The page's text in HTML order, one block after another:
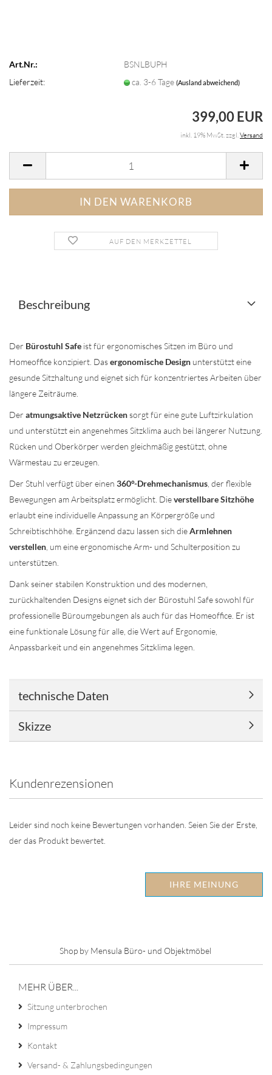
Art.Nr.:
BSNLBUPH
Lieferzeit:
ca. 3-6 Tage(Ausland abweichend)
399,00 EUR
inkl. 19% MwSt. zzgl.Versand
AUF DEN MERKZETTEL
Beschreibung
Der Bürostuhl Safe ist für ergonomisches Sitzen im Büro und
Homeoffice konzipiert. Dasergonomische Design unterstützt eine
gesunde Sitzhaltung und eignet sich für konzentriertes Arbeiten über
längere Zeiträume.
Der atmungsaktive Netzrückensorgt für eine gute Luftzirkulation
und unterstützt ein angenehmes Sitzklima auch bei längerer Nutzung.
Rücken und Oberkörper werden gleichmäßig gestützt, ohne
Wärmestau zu erzeugen.
Der Stuhl verfügt über einen 360°-Drehmechanismus , der flexible
Bewegungen am Arbeitsplatz ermöglicht. Dieverstellbare Sitzhöhe
erlaubt eine individuelle Anpassung an Körpergröße und
Schreibtischhöhe. Ergänzend dazu lassen sich dieArmlehnen
verstellen , um eine ergonomische Arm- und Schulterposition zu
unterstützen.
Dank seiner stabilen Konstruktion und des modernen,
zurückhaltenden Designs eignet sich der Bürostuhl Safe sowohl für
professionelle Büroumgebungen als auch für das Homeoffice. Er ist
eine funktionale Lösung für alle, die Wert auf Ergonomie,
Anpassbarkeit und ein angenehmes Sitzklima legen.
technische Daten
Skizze
Kundenrezensionen
Leider sind noch keine Bewertungen vorhanden. Seien Sie der Erste,
der das Produkt bewertet.
IHRE MEINUNG
Shop by Mensula Büro- und Objektmöbel
MEHR ÜBER...
Sitzung unterbrochen
Impressum
Kontakt
Versand- & Zahlungsbedingungen